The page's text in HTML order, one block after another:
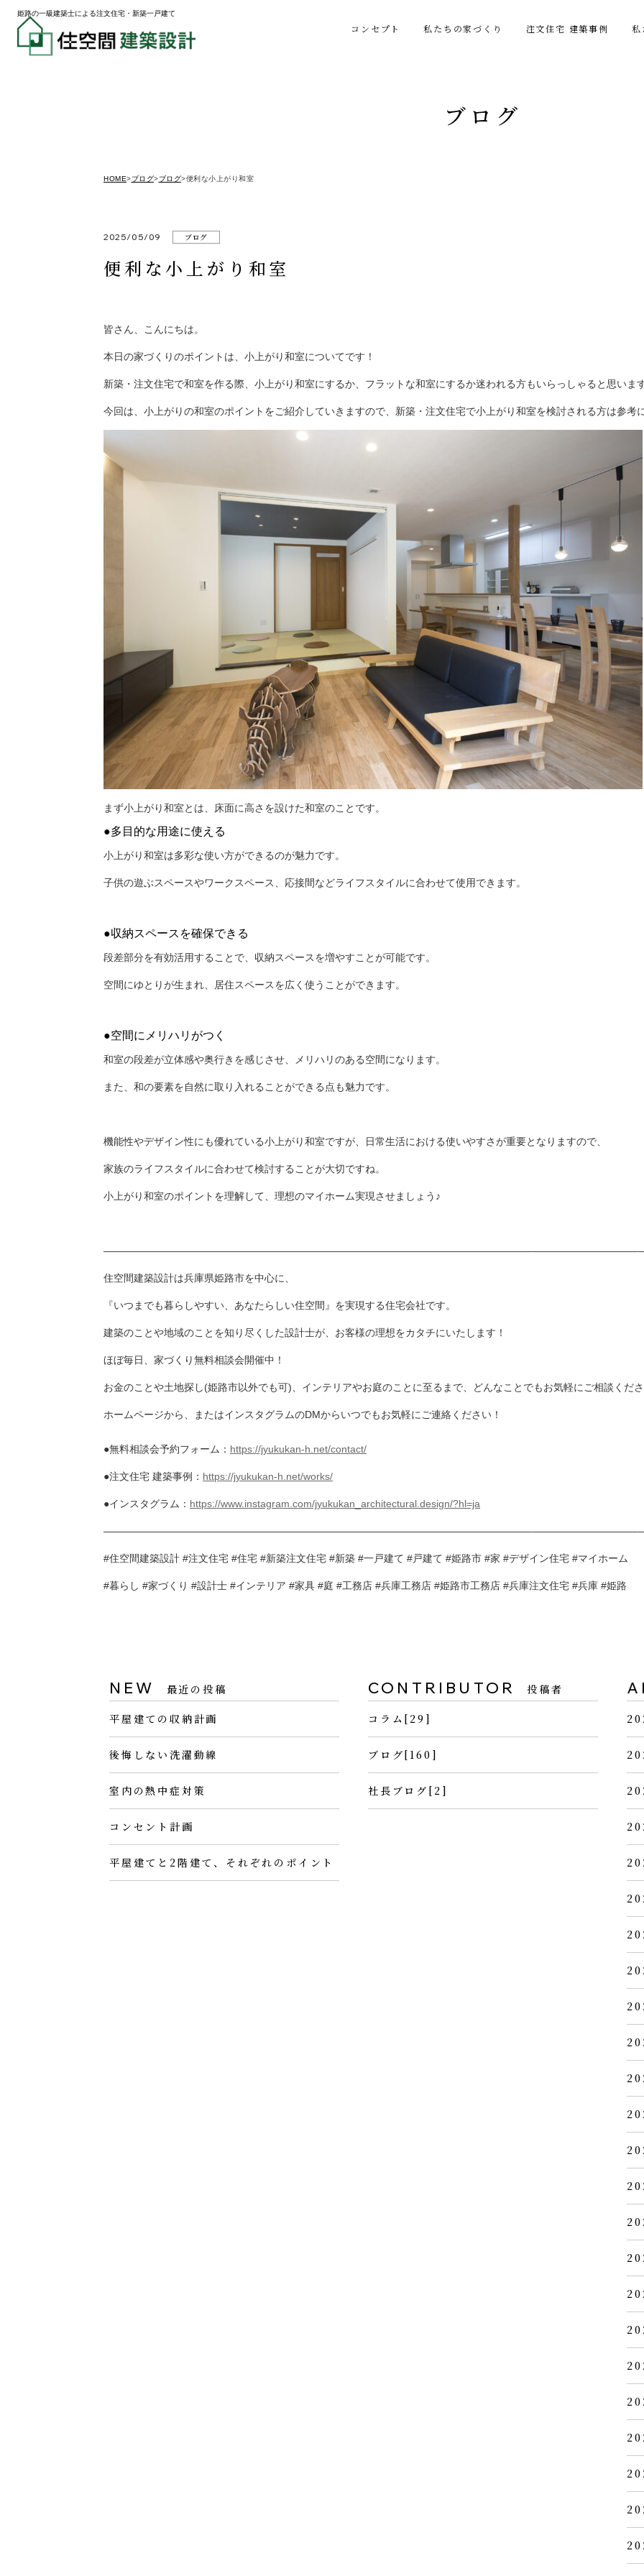
姫路の一級建築士による注文住宅・新築一戸建て
コンセプト 私たちの家づくり 注文住宅 建築事例 私
ブログ
HOME>ブログ>ブログ>便利な小上がり和室
2025/05/09 ブログ
便利な小上がり和室
皆さん、こんにちは。
本日の家づくりのポイントは、小上がり和室についてです！
新築・注文住宅で和室を作る際、小上がり和室にするか、フラットな和室にするか迷われる方もいらっしゃると思います
今回は、小上がりの和室のポイントをご紹介していきますので、新築・注文住宅で小上がり和室を検討される方は参考
まず小上がり和室とは、床面に高さを設けた和室のことです。
●多目的な用途に使える
小上がり和室は多彩な使い方ができるのが魅力です。
子供の遊ぶスペースやワークスペース、応接間などライフスタイルに合わせて使用できます。
●収納スペースを確保できる
段差部分を有効活用することで、収納スペースを増やすことが可能です。
空間にゆとりが生まれ、居住スペースを広く使うことができます。
●空間にメリハリがつく
和室の段差が立体感や奥行きを感じさせ、メリハリのある空間になります。
また、和の要素を自然に取り入れることができる点も魅力です。
機能性やデザイン性にも優れている小上がり和室ですが、日常生活における使いやすさが重要となりますので、
家族のライフスタイルに合わせて検討することが大切ですね。
小上がり和室のポイントを理解して、理想のマイホーム実現させましょう♪
住空間建築設計は兵庫県姫路市を中心に、
『いつまでも暮らしやすい、あなたらしい住空間』を実現する住宅会社です。
建築のことや地域のことを知り尽くした設計士が、お客様の理想をカタチにいたします！
ほぼ毎日、家づくり無料相談会開催中！
お金のことや土地探し(姫路市以外でも可)、インテリアやお庭のことに至るまで、どんなことでもお気軽にご相談くださ
ホームページから、またはインスタグラムのDMからいつでもお気軽にご連絡ください！
●無料相談会予約フォーム： https://jyukukan-h.net/contact/
●注文住宅 建築事例： https://jyukukan-h.net/works/
●インスタグラム： https://www.instagram.com/jyukukan_architectural.design/?hl=ja
#住空間建築設計 #注文住宅 #住宅 #新築注文住宅 #新築 #一戸建て #戸建て #姫路市 #家 #デザイン住宅 #マイホーム
#暮らし #家づくり #設計士 #インテリア #家具 #庭 #工務店 #兵庫工務店 #姫路市工務店 #兵庫注文住宅 #兵庫 #姫路
NEW 最近の投稿
平屋建ての収納計画
後悔しない洗濯動線
室内の熱中症対策
コンセント計画
平屋建てと2階建て、それぞれのポイント
CONTRIBUTOR 投稿者
コラム[29]
ブログ[160]
社長ブログ[2]